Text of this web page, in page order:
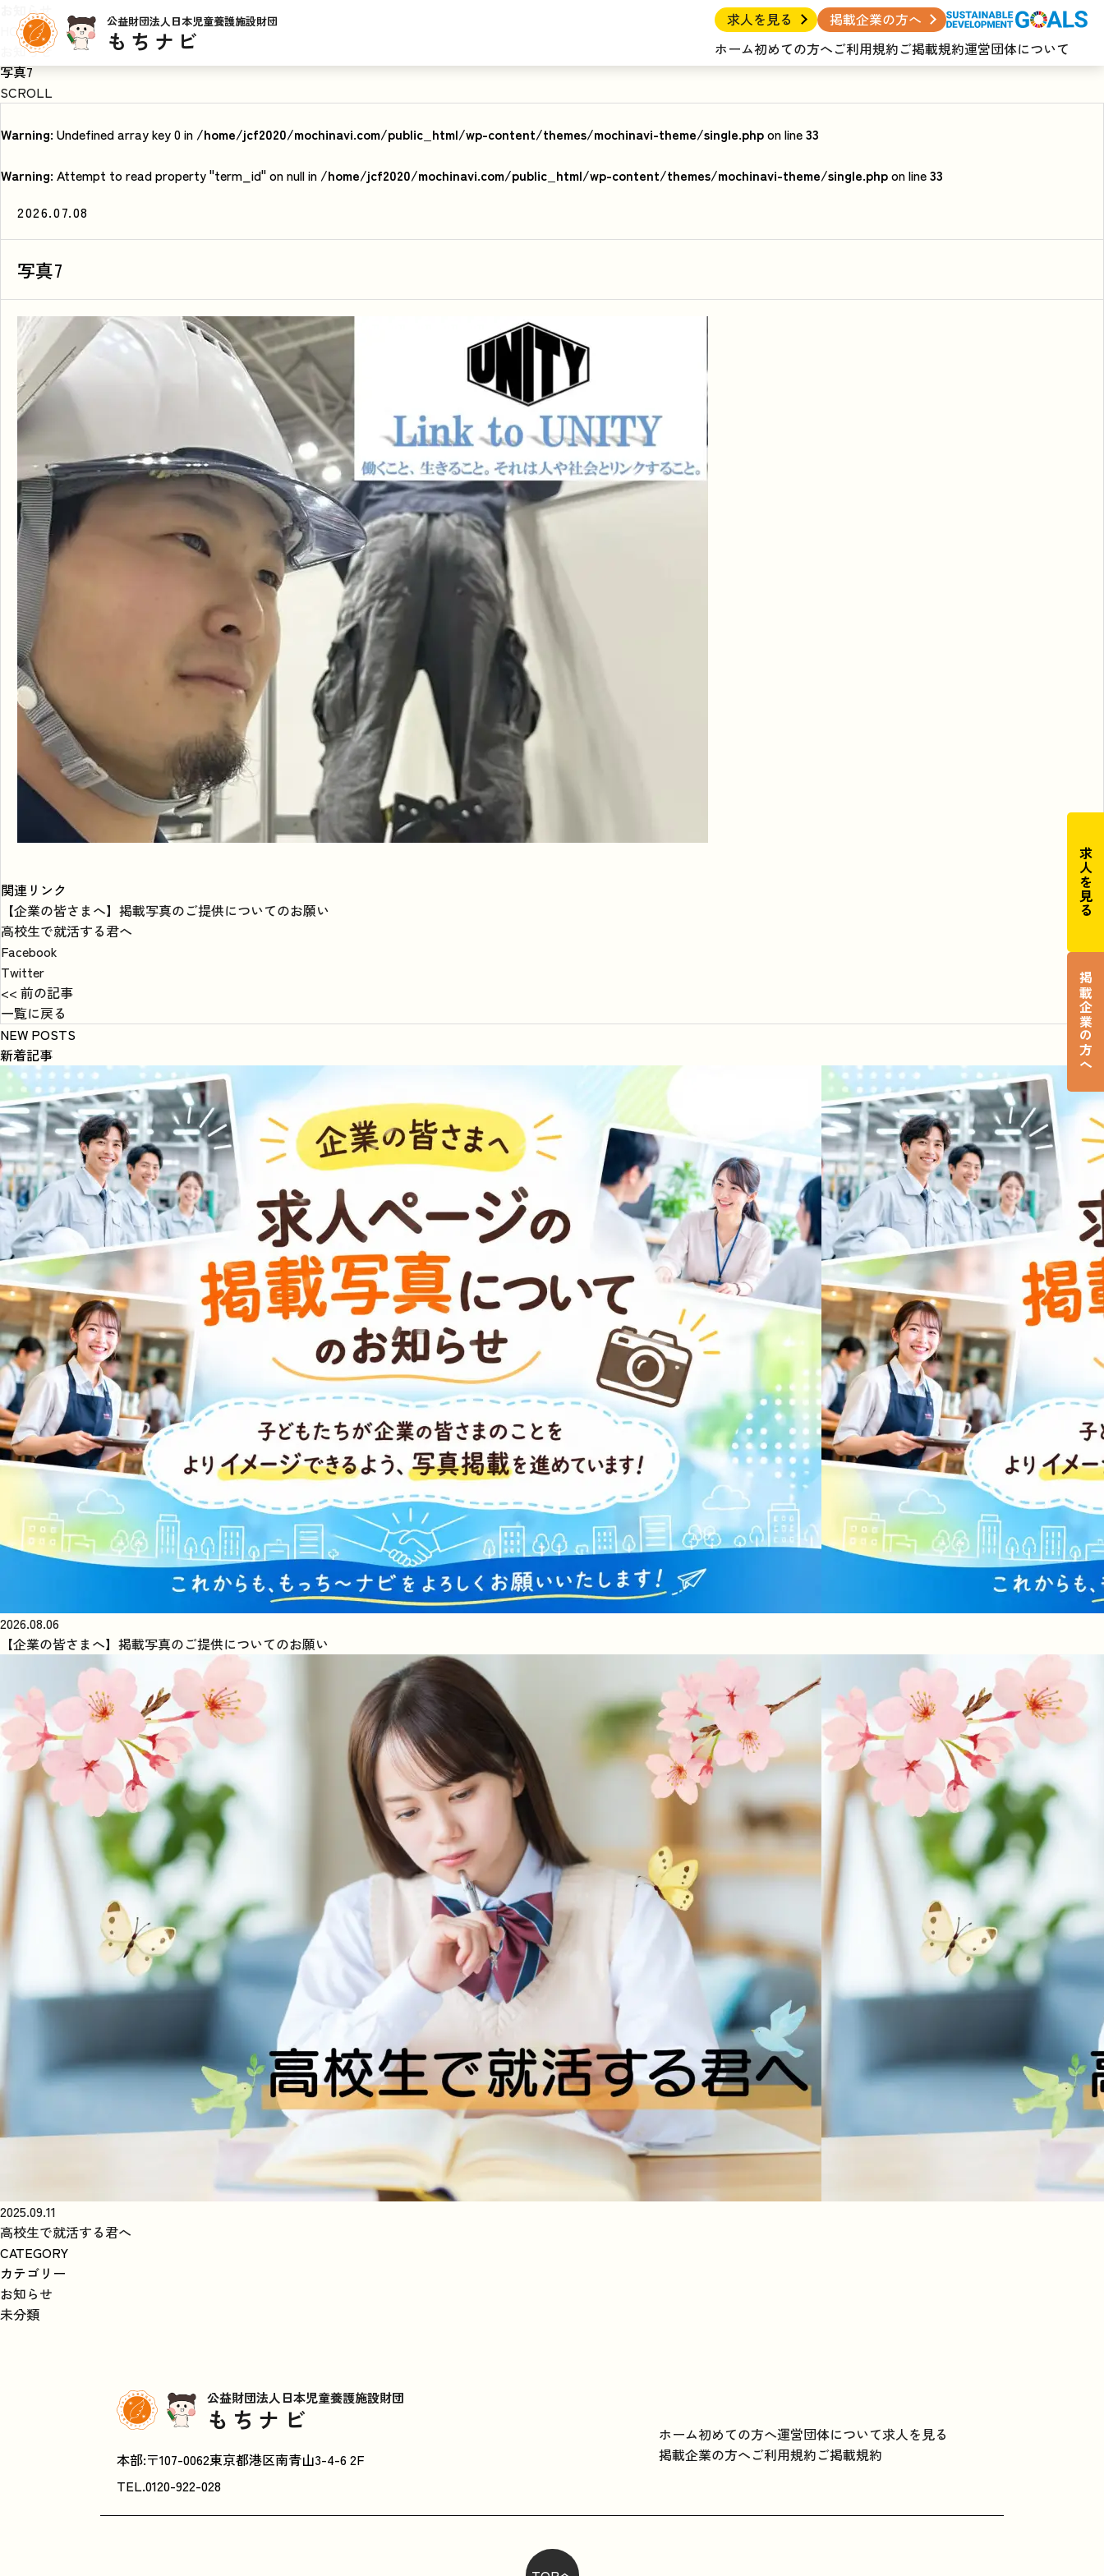
公益財団法人日本児童養護施設財団
もちナビ
求人を見る
掲載企業の方へ
ホーム初めての方へご利用規約ご掲載規約運営団体について
求人を見る
掲載企業の方へ
お知らせ
HOME
お知らせ
写真7
SCROLL
Warning: Undefined array key 0 in /home/jcf2020/mochinavi.com/public_html/wp-content/themes/mochinavi-theme/single.phpon line33
Warning: Attempt to read property "term_id" on null in /home/jcf2020/mochinavi.com/public_html/wp-content/themes/mochinavi-theme/single.phpon line33
2026.07.08
写真7
関連リンク
【企業の皆さまへ】掲載写真のご提供についてのお願い
高校生で就活する君へ
Facebook
Twitter
<< 前の記事
一覧に戻る
NEW POSTS
新着記事
2026.08.06
【企業の皆さまへ】掲載写真のご提供についてのお願い
2025.09.11
高校生で就活する君へ
CATEGORY
カテゴリー
お知らせ
未分類
公益財団法人日本児童養護施設財団
もちナビ
本部:〒107-0062東京都港区南青山3-4-6 2F
TEL.0120-922-028
ホーム初めての方へ運営団体について求人を見る
掲載企業の方へご利用規約ご掲載規約